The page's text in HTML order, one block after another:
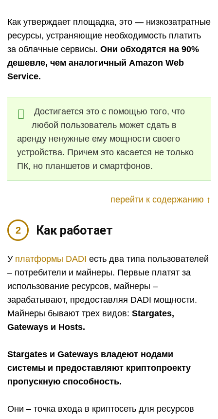
Как утверждает площадка, это — низкозатратные
ресурсы, устраняющие необходимость платить
за облачные сервисы. Они обходятся на 90%
дешевле, чем аналогичный Amazon Web
Service.
Достигается это с помощью того, что
любой пользователь может сдать в
аренду ненужные ему мощности своего
устройства. Причем это касается не только
ПК, но планшетов и смартфонов.
перейти к содержанию ↑
Как работает
У платформы DADI есть два типа пользователей
– потребители и майнеры. Первые платят за
использование ресурсов, майнеры –
зарабатывают, предоставляя DADI мощности.
Майнеры бывают трех видов: Stargates,
Gateways и Hosts.
Stargates и Gateways владеют нодами
системы и предоставляют криптопроекту
пропускную способность.
Они – точка входа в криптосеть для ресурсов